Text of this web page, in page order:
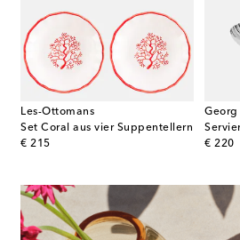
Les-Ottomans
Set Coral aus vier Suppentellern
€ 215
original price
Georg
€ 220